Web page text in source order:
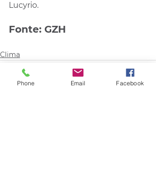
Lucyrio.
Fonte: GZH
Clima
Phone Email Facebook